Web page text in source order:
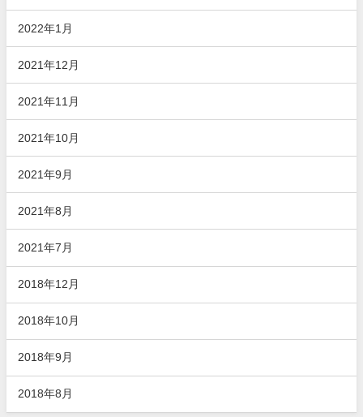
2022年1月
2021年12月
2021年11月
2021年10月
2021年9月
2021年8月
2021年7月
2018年12月
2018年10月
2018年9月
2018年8月